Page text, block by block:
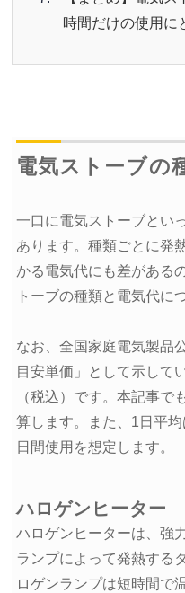
時間だけの使用に
電気ストーブの
一口に電気ストーブとい
あります。種類ごとに発
かる電気代にも差がある
トーブの種類と電気代に
なお、全国家庭電気製品
目安単価」として示して
（税込）です。本記事で
算します。また、1日平
日間使用を想定します。
ハロゲンヒーター
ハロゲンヒーターは、強
ランプによって発熱する
ロゲンランプは短時間で